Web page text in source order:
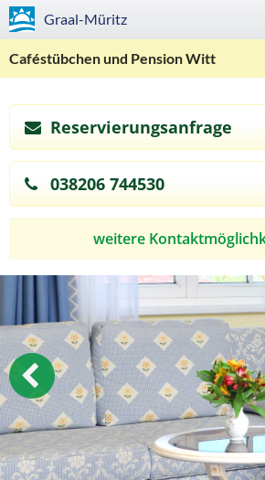
Graal-Müritz
Caféstübchen und Pension Witt
Reservierungsanfrage
038206 744530
weitere